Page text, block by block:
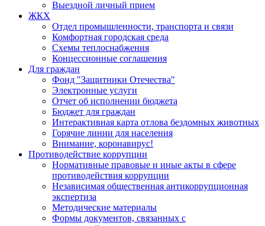
Выездной личный прием
ЖКХ
Отдел промышленности, транспорта и связи
Комфортная городская среда
Схемы теплоснабжения
Концессионные соглашения
Для граждан
Фонд "Защитники Отечества"
Электронные услуги
Отчет об исполнении бюджета
Бюджет для граждан
Интерактивная карта отлова бездомных животных
Горячие линии для населения
Внимание, коронавирус!
Противодействие коррупции
Нормативные правовые и иные акты в сфере
противодействия коррупции
Независимая общественная антикоррупционная
экспертиза
Методические материалы
Формы документов, связанных с